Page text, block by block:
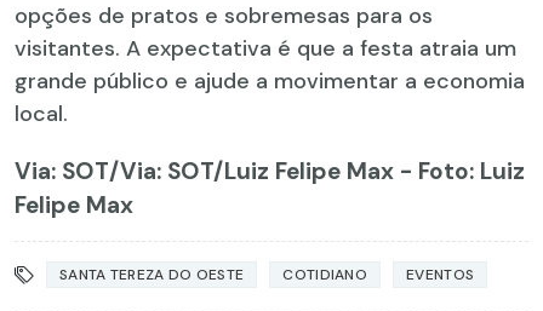
opções de pratos e sobremesas para os
visitantes. A expectativa é que a festa atraia um
grande público e ajude a movimentar a economia
local.
Via: SOT/Via: SOT/Luiz Felipe Max - Foto: Luiz
Felipe Max
SANTA TEREZA DO OESTE COTIDIANO EVENTOS